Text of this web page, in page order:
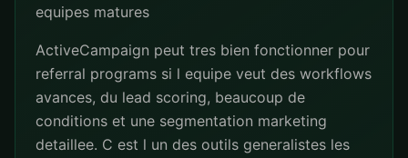
equipes matures
ActiveCampaign peut tres bien fonctionner pour
referral programs si l equipe veut des workflows
avances, du lead scoring, beaucoup de
conditions et une segmentation marketing
detaillee. C est l un des outils generalistes les